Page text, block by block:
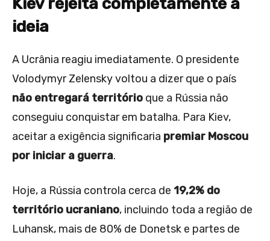
ideia
A Ucrânia reagiu imediatamente. O presidente
Volodymyr Zelensky voltou a dizer que o país
não entregará território que a Rússia não
conseguiu conquistar em batalha. Para Kiev,
aceitar a exigência significaria premiar Moscou
por iniciar a guerra.
Hoje, a Rússia controla cerca de 19,2% do
território ucraniano, incluindo toda a região de
Luhansk, mais de 80% de Donetsk e partes de